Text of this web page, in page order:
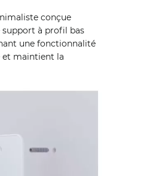
conçue
support à profil bas
une fonctionnalité
et maintient la